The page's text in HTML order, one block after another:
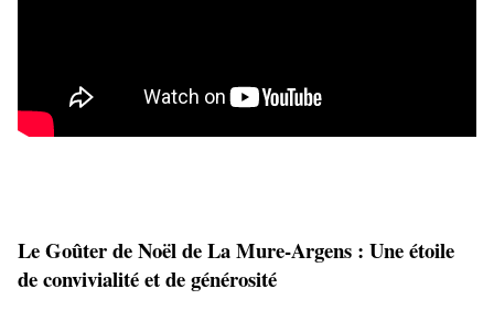
Le Goûter de Noël de La Mure-Argens : Une étoile
de convivialité et de générosité